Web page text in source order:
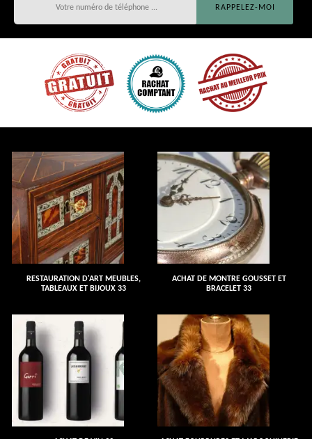
RESTAURATION D'ART MEUBLES,
TABLEAUX ET BIJOUX 33
ACHAT DE MONTRE GOUSSET ET
BRACELET 33